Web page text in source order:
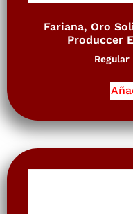
Fariana, Oro
Produccer
Regular